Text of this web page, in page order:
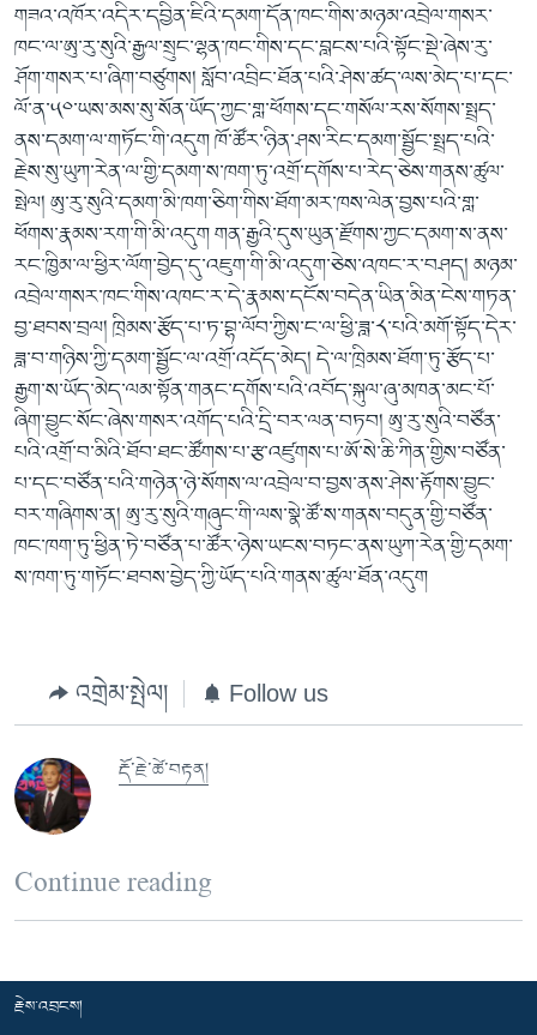
གཟའ་འཁོར་འདིར་དབྱིན་ཇིའི་དམག་དོན་ཁང་གིས་མཉམ་འབྲེལ་གསར་
ཁང་ལ་ཨུ་རུ་སུའི་རྒྱལ་སྲུང་ལྷན་ཁང་གིས་དང་བླངས་པའི་སྟོང་སྡེ་ཞེས་རུ་
ཤོག་གསར་པ་ཞིག་བཙུགས། སློབ་འབྲིང་ཐོན་པའི་ཤེས་ཚད་ལས་མེད་པ་དང་
ལོ་ན་༥༠་ཡས་མས་སུ་སོན་ཡོད་ཀྱང་གླ་ཕོགས་དང་གསོལ་རས་སོགས་སྤྲད་
ནས་དམག་ལ་གཏོང་གི་འདུག ཁོ་ཚོར་ཉིན་ཤས་རིང་དམག་སྦྱོང་སྤྲད་པའི་
རྗེས་སུ་ཡུཀ་རེན་ལ་གྱི་དམག་ས་ཁག་ཏུ་འགྲོ་དགོས་པ་རེད་ཅེས་གནས་ཚུལ་
སྤེལ། ཨུ་རུ་སུའི་དམག་མི་ཁག་ཅིག་གིས་ཐོག་མར་ཁས་ལེན་བྱས་པའི་གླ་
ཕོགས་རྣམས་རག་གི་མི་འདུག གན་རྒྱའི་དུས་ཡུན་རྫོགས་ཀྱང་དམག་ས་ནས་
རང་ཁྱིམ་ལ་ཕྱིར་ལོག་བྱེད་དུ་འཇུག་གི་མི་འདུག་ཅེས་འཁང་ར་བཤད། མཉམ་
འབྲེལ་གསར་ཁང་གིས་འཁང་ར་དེ་རྣམས་དངོས་བདེན་ཡིན་མིན་ངེས་གཏན་
བྱ་ཐབས་བྲལ། ཁྲིམས་རྩོད་པ་ཏ་བྷ་ལོབ་ཀྱིས་ང་ལ་ཕྱི་ཟླ་༨་པའི་མགོ་སྟོད་དེར་
ཟླ་བ་གཉིས་ཀྱི་དམག་སྦྱོང་ལ་འགྲོ་འདོད་མེད། དེ་ལ་ཁྲིམས་ཐོག་ཏུ་རྩོད་པ་
རྒྱག་ས་ཡོད་མེད་ལམ་སྟོན་གནང་དགོས་པའི་འབོད་སྐུལ་ཞུ་མཁན་མང་པོ་
ཞིག་བྱུང་སོང་ཞེས་གསར་འགོད་པའི་དྲི་བར་ལན་བཏབ། ཨུ་རུ་སུའི་བཙོན་
པའི་འགྲོ་བ་མིའི་ཐོབ་ཐང་ཚོགས་པ་རྩ་འཛུགས་པ་ཨོ་སེ་ཆི་ཀིན་གྱིས་བཙོན་
པ་དང་བཙོན་པའི་གཉེན་ཉེ་སོགས་ལ་འབྲེལ་བ་བྱས་ནས་ཤེས་རྟོགས་བྱུང་
བར་གཞིགས་ན། ཨུ་རུ་སུའི་གཞུང་གི་ལས་སྣེ་ཚོ་ས་གནས་བདུན་གྱི་བཙོན་
ཁང་ཁག་ཏུ་ཕྱིན་ཏེ་བཙོན་པ་ཚོར་ཉེས་ཡངས་བཏང་ནས་ཡུཀ་རེན་གྱི་དམག་
ས་ཁག་ཏུ་གཏོང་ཐབས་བྱེད་ཀྱི་ཡོད་པའི་གནས་ཚུལ་ཐོན་འདུག
འགྲེམ་སྤེལ། Follow us
རྡོ་རྗེ་ཚེ་བརྟན།
Continue reading
རྗེས་འབྲངས།